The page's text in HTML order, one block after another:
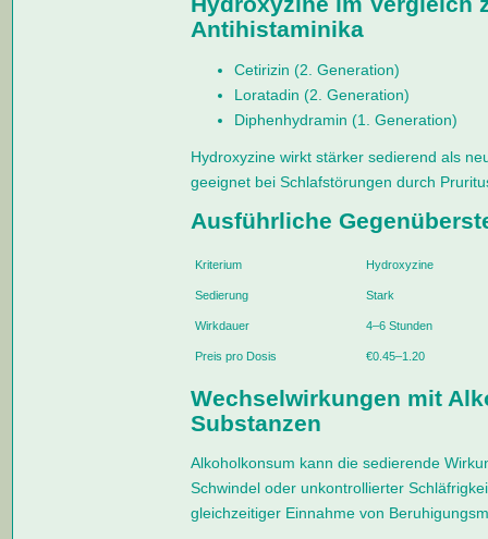
Antihistaminika
Cetirizin (2. Generation)
Loratadin (2. Generation)
Diphenhydramin (1. Generation)
Hydroxyzine wirkt stärker sedierend als
geeignet bei Schlafstörungen durch
Ausführliche
Kriterium Hydroxyzine
Sedierung Stark
Wirkdauer 4–6 Stunden
Preis pro Dosis €0.45–1.20
Wechselwirkungen mit
Substanzen
Alkoholkonsum kann die sedierende
Schwindel oder unkontrollierter
gleichzeitiger Einnahme von